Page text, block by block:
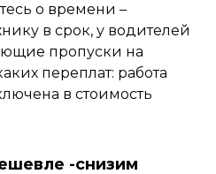
о времени –
в срок, у водителей
пропуски на
переплат: работа
в стоимость
-снизим